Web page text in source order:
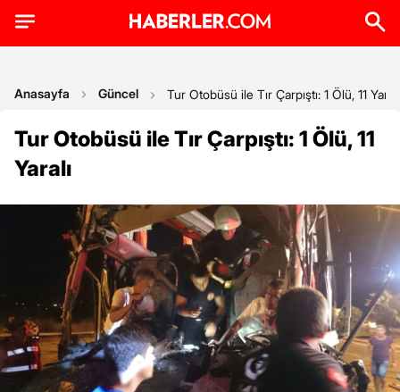
Anasayfa Güncel Tur Otobüsü ile Tır Çarpıştı: 1 Ölü, 11 Yaralı
Tur Otobüsü ile Tır Çarpıştı: 1 Ölü, 11
Yaralı